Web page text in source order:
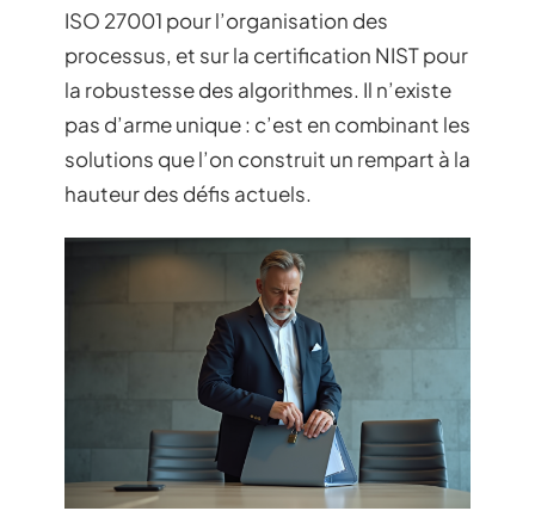
ISO 27001 pour l’organisation des
processus, et sur la certification NIST pour
la robustesse des algorithmes. Il n’existe
pas d’arme unique : c’est en combinant les
solutions que l’on construit un rempart à la
hauteur des défis actuels.